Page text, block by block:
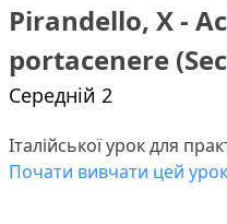
Pirandello, X -
portacenere
Середній 2
Італійської урок для
Почати вивчати цей